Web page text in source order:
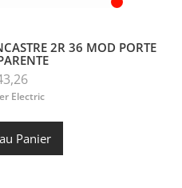
2R 36 MOD PORTE
Electric
Panier